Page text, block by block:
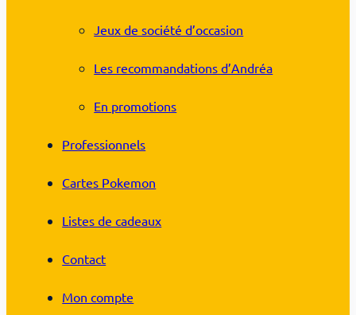
Jeux de société d’occasion
Les recommandations d’Andréa
En promotions
Professionnels
Cartes Pokemon
Listes de cadeaux
Contact
Mon compte